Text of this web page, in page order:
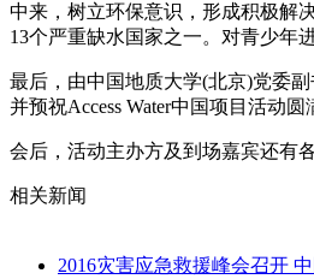
中来，树立环保意识，形成积极解
13个严重缺水国家之一。对青少年
最后，由中国地质大学(北京)党委
并预祝Access Water中国项目活动圆
会后，活动主办方及到场嘉宾还有
相关新闻
2016灾害应急救援峰会召开